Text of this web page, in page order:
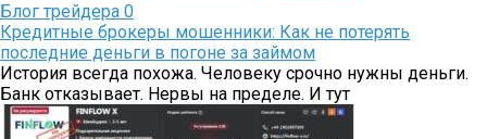
Блог трейдера 0
Кредитные брокеры мошенники: Как не потерять
последние деньги в погоне за займом
История всегда похожа. Человеку срочно нужны деньги.
Банк отказывает. Нервы на пределе. И тут